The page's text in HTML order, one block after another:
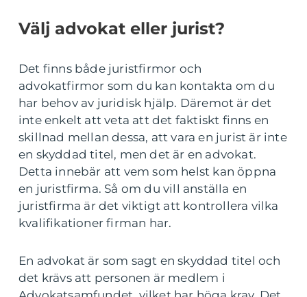
Välj advokat eller jurist?
Det finns både juristfirmor och
advokatfirmor som du kan kontakta om du
har behov av juridisk hjälp. Däremot är det
inte enkelt att veta att det faktiskt finns en
skillnad mellan dessa, att vara en jurist är inte
en skyddad titel, men det är en advokat.
Detta innebär att vem som helst kan öppna
en juristfirma. Så om du vill anställa en
juristfirma är det viktigt att kontrollera vilka
kvalifikationer firman har.
En advokat är som sagt en skyddad titel och
det krävs att personen är medlem i